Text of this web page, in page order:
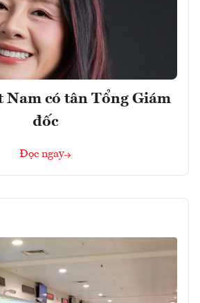
Nam có tân Tổng Giám
đốc
Đọc ngay